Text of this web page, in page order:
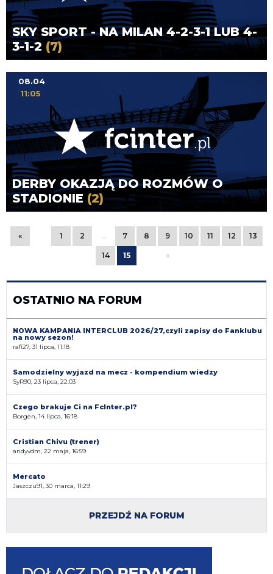
SKY SPORT - NA MILAN 4-2-3-1 LUB 4-
3-1-2 (7)
DERBY OKAZJĄ DO ROZMÓW O
STADIONIE (2)
08.04
11:05
« 1 2 … 7 8 9 10 11 12 13
14 15 »
OSTATNIO NA FORUM
NOWA KAMPANIA INTERCLUB 2026/27,czyli zapisy do Fanklubu
na nowy sezon!
rafi27, 31 lipca, 11:18
Samodzielny wyjazd na mecz - kompendium wiedzy
SyR90, 23 lipca, 22:03
Czego brakuje Ci na FcInter.pl?
Borgen, 14 lipca, 16:18
Cristian Chivu (trener)
andyvdm, 22 maja, 16:59
Mercato
Jaszczu91, 30 marca, 11:29
PRZEJDŹ NA FORUM